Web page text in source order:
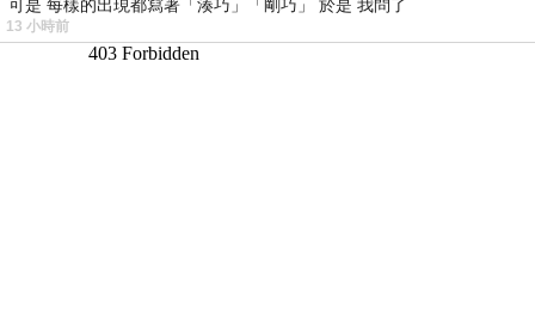
可是 每樣的出現都寫著「湊巧」「剛巧」 於是 我問了
13 小時前